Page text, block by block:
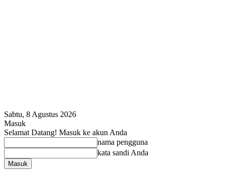
Sabtu, 8 Agustus 2026
Masuk
Selamat Datang! Masuk ke akun Anda
nama pengguna
kata sandi Anda